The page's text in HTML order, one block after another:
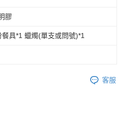
膠
餐具*1 蠟燭(單支或問號)*1
客服